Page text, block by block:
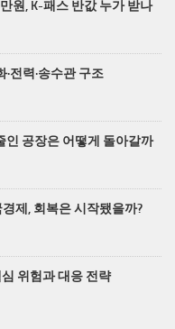
원, K-패스 반값 누가 받나
전력·송수관 구조
인 공장은 어떻게 돌아갈까
제, 회복은 시작됐을까?
위험과 대응 전략